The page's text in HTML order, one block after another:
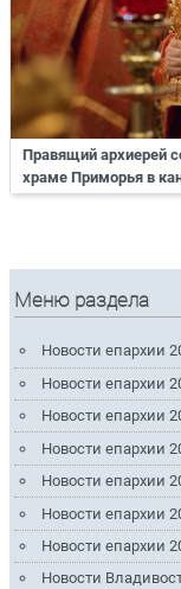
Правящий архиерей
храме Приморья в
Меню раздела
Новости епархии
Новости епархии
Новости епархии
Новости епархии
Новости епархии
Новости епархии
Новости епархии
Новости